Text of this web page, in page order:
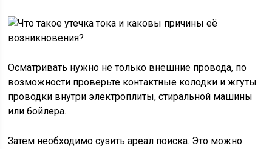
Осматривать нужно не только внешние провода, по
возможности проверьте контактные колодки и жгуты
проводки внутри электроплиты, стиральной машины
или бойлера.
Затем необходимо сузить ареал поиска. Это можно